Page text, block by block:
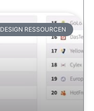
DESIGN RESSOURCEN